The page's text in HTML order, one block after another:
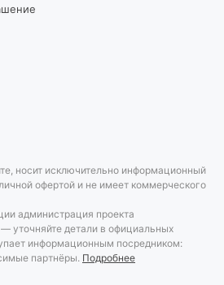
носит исключительно информационный
офертой и не имеет коммерческого
администрация проекта
уточняйте детали в официальных
информационным посредником:
партнёры. Подробнее